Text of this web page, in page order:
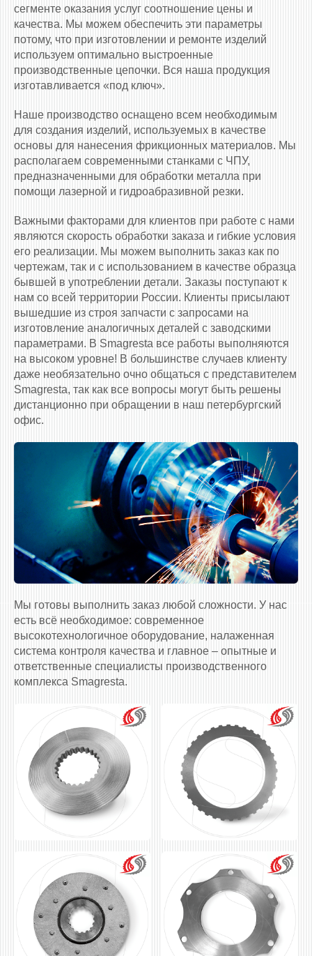
сегменте оказания услуг соотношение цены и
качества. Мы можем обеспечить эти параметры
потому, что при изготовлении и ремонте изделий
используем оптимально выстроенные
производственные цепочки. Вся наша продукция
изготавливается «под ключ».
Наше производство оснащено всем необходимым
для создания изделий, используемых в качестве
основы для нанесения фрикционных материалов. Мы
располагаем современными станками с ЧПУ,
предназначенными для обработки металла при
помощи лазерной и гидроабразивной резки.
Важными факторами для клиентов при работе с нами
являются скорость обработки заказа и гибкие условия
его реализации. Мы можем выполнить заказ как по
чертежам, так и с использованием в качестве образца
бывшей в употреблении детали. Заказы поступают к
нам со всей территории России. Клиенты присылают
вышедшие из строя запчасти с запросами на
изготовление аналогичных деталей с заводскими
параметрами. В Smagresta все работы выполняются
на высоком уровне! В большинстве случаев клиенту
даже необязательно очно общаться с представителем
Smagresta, так как все вопросы могут быть решены
дистанционно при обращении в наш петербургский
офис.
Мы готовы выполнить заказ любой сложности. У нас
есть всё необходимое: современное
высокотехнологичное оборудование, налаженная
система контроля качества и главное – опытные и
ответственные специалисты производственного
комплекса Smagresta.